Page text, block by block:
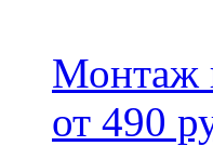
Монтаж
от 490